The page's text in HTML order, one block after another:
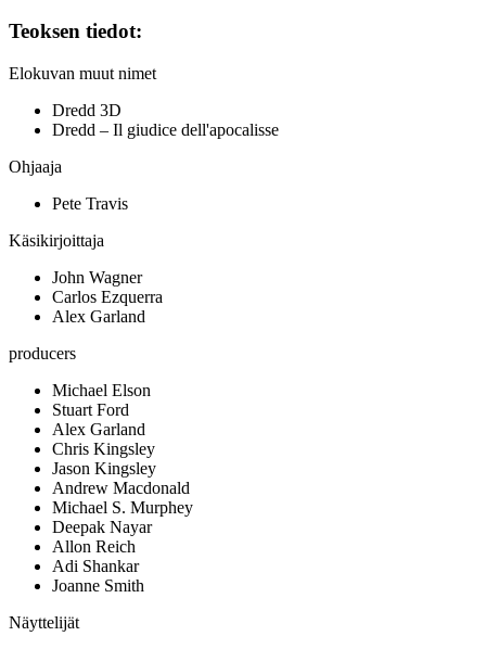
Teoksen tiedot:
Elokuvan muut nimet
Dredd 3D
Dredd – Il giudice dell'apocalisse
Ohjaaja
Pete Travis
Käsikirjoittaja
John Wagner
Carlos Ezquerra
Alex Garland
producers
Michael Elson
Stuart Ford
Alex Garland
Chris Kingsley
Jason Kingsley
Andrew Macdonald
Michael S. Murphey
Deepak Nayar
Allon Reich
Adi Shankar
Joanne Smith
Näyttelijät